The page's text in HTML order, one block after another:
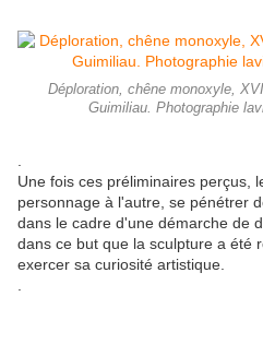
Déploration, chêne monoxyle,
Guimiliau. Photographie
Une fois ces préliminaires perçus,
personnage à l'autre, se pénétrer
dans le cadre d'une démarche de
dans ce but que la sculpture a été
exercer sa curiosité artistique.